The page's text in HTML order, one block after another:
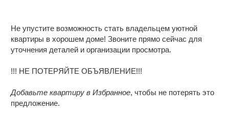
Не упустите возможность стать владельцем уютной
квартиры в хорошем доме! Звоните прямо сейчас для
уточнения деталей и организации просмотра.
!!! НЕ ПОТЕРЯЙТЕ ОБЪЯВЛЕНИЕ!!!
Добавьте квартиру в Избранное, чтобы не потерять это
предложение.